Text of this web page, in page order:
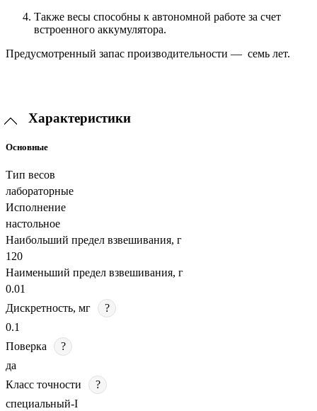
Также весы способны к автономной работе за счет
встроенного аккумулятора.
Предусмотренный запас производительности — семь лет.
Характеристики
Основные
Тип весов
лабораторные
Исполнение
настольное
Наибольший предел взвешивания, г
120
Наименьший предел взвешивания, г
0.01
Дискретность, мг
?
0.1
Поверка
?
да
Класс точности
?
специальный-I